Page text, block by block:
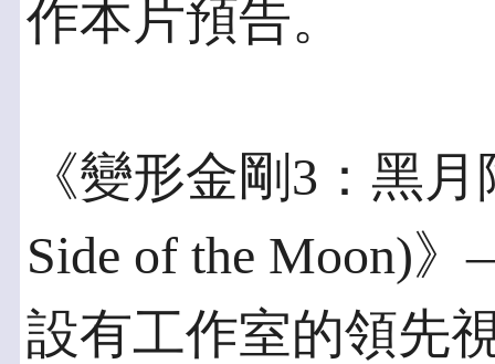
作本片預告。
《變形金剛3：黑
Side of the Moon)
設有工作室的領先